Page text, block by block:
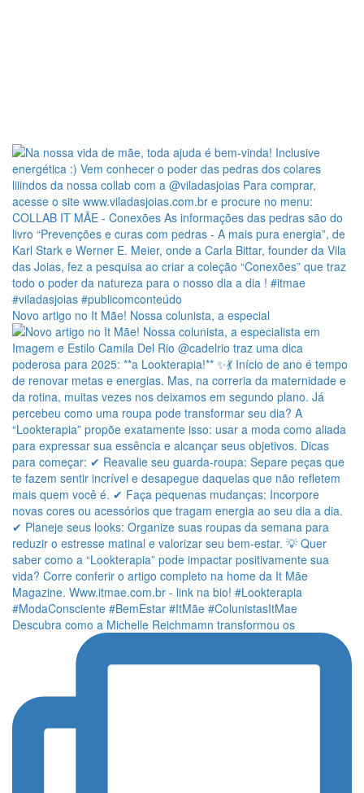
Novo artigo no It Mãe! Nossa colunista, a especial
Descubra como a Michelle Reichmamn transformou os